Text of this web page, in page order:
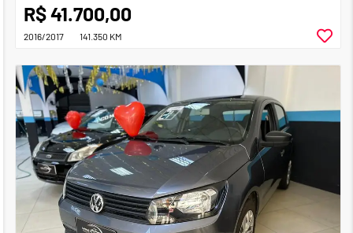
R$ 41.700,00
2016/2017 141.350 KM